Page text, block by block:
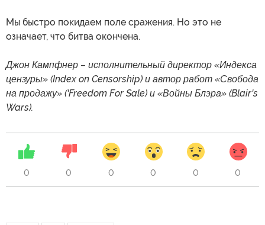
Мы быстро покидаем поле сражения. Но это не
означает, что битва окончена.
Джон Кампфнер – исполнительный директор «Индекса
цензуры» (Index on Censorship) и автор работ «Свобода
на продажу» ('Freedom For Sale) и «Войны Блэра» (Blair's
Wars).
0 0 0 0 0 0